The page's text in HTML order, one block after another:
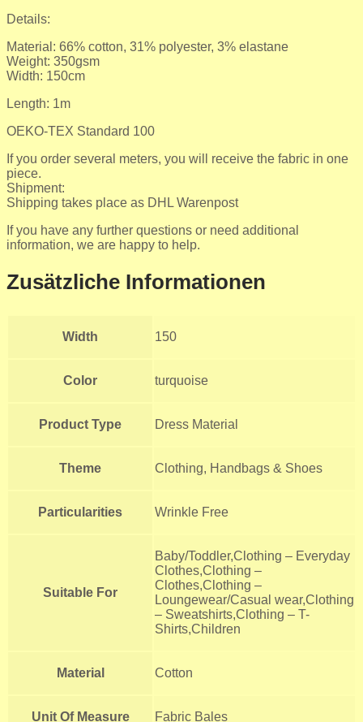
Details:
Material: 66% cotton, 31% polyester, 3% elastane
Weight: 350gsm
Width: 150cm
Length: 1m
OEKO-TEX Standard 100
If you order several meters, you will receive the fabric in one
piece.
Shipment:
Shipping takes place as DHL Warenpost
If you have any further questions or need additional
information, we are happy to help.
Zusätzliche Informationen
Width 150
Color turquoise
Product Type Dress Material
Theme Clothing, Handbags & Shoes
Particularities Wrinkle Free
Suitable For
Baby/Toddler,Clothing – Everyday
Clothes,Clothing –
Clothes,Clothing –
Loungewear/Casual wear,Clothing
– Sweatshirts,Clothing – T-
Shirts,Children
Material Cotton
Unit Of Measure Fabric Bales